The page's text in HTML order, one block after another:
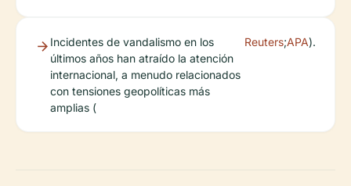
Incidentes de vandalismo en los
últimos años han atraído la atención
internacional, a menudo relacionados
con tensiones geopolíticas más
amplias (
Reuters;APA).